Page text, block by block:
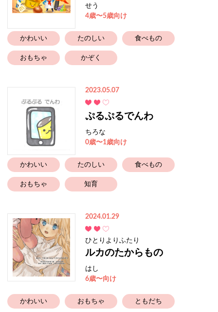
せう
4歳〜5歳向け
かわいい たのしい 食べもの
おもちゃ かぞく
2023.05.07
ぷるぷるでんわ
ちろな
0歳〜1歳向け
かわいい たのしい 食べもの
おもちゃ 知育
2024.01.29
ひとりよりふたり
ルカのたからもの
はし
6歳〜向け
かわいい おもちゃ ともだち